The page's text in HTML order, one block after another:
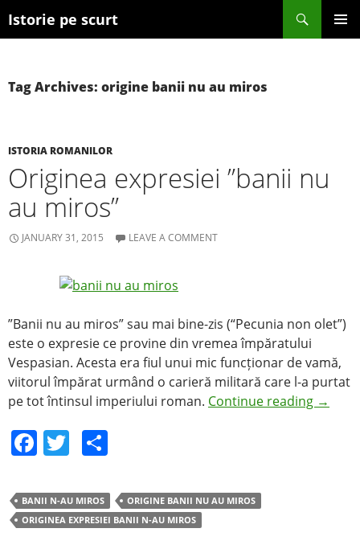
Istorie pe scurt
Search
SKIP TO CONTENT
Tag Archives: origine banii nu au miros
ISTORIA ROMANILOR
Originea expresiei ”banii nu
au miros”
JANUARY 31, 2015 LEAVE A COMMENT
”Banii nu au miros” sau mai bine-zis (“Pecunia non olet”)
este o expresie ce provine din vremea împăratului
Vespasian. Acesta era fiul unui mic funcționar de vamă,
viitorul împărat urmând o carieră militară care l-a purtat
pe tot întinsul imperiului roman. Continue reading →
F
c
e
T
itt
er
ar
e
BANII N-AU MIROS
ORIGINE BANII NU AU MIROS
ORIGINEA EXPRESIEI BANII N-AU MIROS